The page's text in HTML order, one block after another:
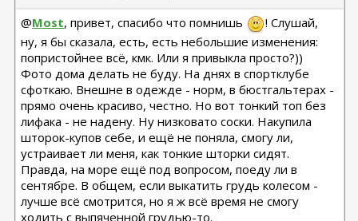
@Most, привет, спасибо что помнишь
! Слушай,
ну, я бы сказала, есть, есть небольшие изменения:
попристойнее всё, кмк. Или я привыкла просто?))
Фото дома делать не буду. На днях в спортклубе
сфоткаю. Внешне в одежде - норм, в бюстгальтерах -
прямо очень красиво, честно. Но вот тонкий топ без
лифака - не надену. Ну низковато соски. Накупила
шторок-купов себе, и ещё не поняла, смогу ли,
устраивает ли меня, как тонкие шторки сидят.
Правда, на море ещё под вопросом, поеду ли в
сентябре. В общем, если выкатить грудь колесом -
лучше всё смотрится, но я ж всё время не смогу
ходить с выпяченной грудью-то.